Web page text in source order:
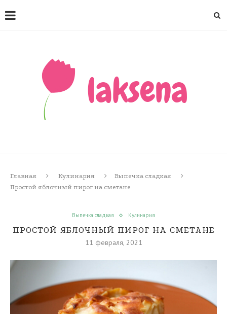
Главная Кулинария
Выпечка сладкая
Простой яблочный пирог на сметане
Выпечка сладкая Кулинария
ПРОСТОЙ ЯБЛОЧНЫЙ ПИРОГ НА СМЕТАНЕ
11 февраля, 2021